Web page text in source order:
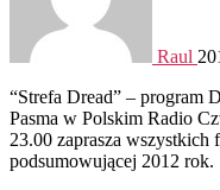
Raul
“Strefa Dread” – program
Pasma w Polskim Radio
23.00 zaprasza wszystkich
podsumowującej 2012 rok.